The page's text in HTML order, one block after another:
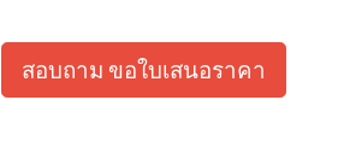
สอบถาม ขอใบเสนอราคา